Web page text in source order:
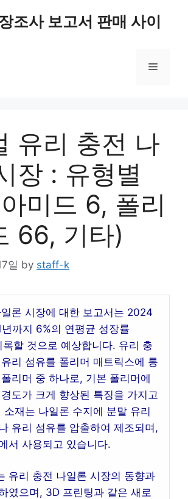
조사 보고서 판매 사이
Menu
유리 충전 나
장 : 유형별
미드 6, 폴리
66, 기타)
일 by staff-k
론 시장에 대한 보고서는 2024
까지 6%의 연평균 성장률
록할 것으로 예상합니다. 유리 충
리 섬유를 폴리머 매트릭스에 통
리머 중 하나로, 기본 폴리머에
도가 크게 향상된 특징을 가지고
소재는 나일론 수지에 분말 유리
유리 섬유를 압출하여 제조되며,
서 사용되고 있습니다.
유리 충전 나일론 시장의 동향과
였으며, 3D 프린팅과 같은 새로